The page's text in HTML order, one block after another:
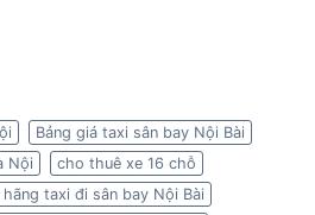
Bảng giá taxi sân bay Nội Bài
Nội
cho thuê xe 16 chỗ
hãng taxi đi sân bay Nội Bài